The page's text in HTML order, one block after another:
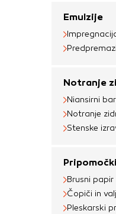
Emulzije
Notranje
Niansirni
Notranje
Stenske
Brusni papir
Čopiči in
Pleskarski